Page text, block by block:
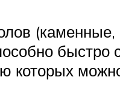
быстро